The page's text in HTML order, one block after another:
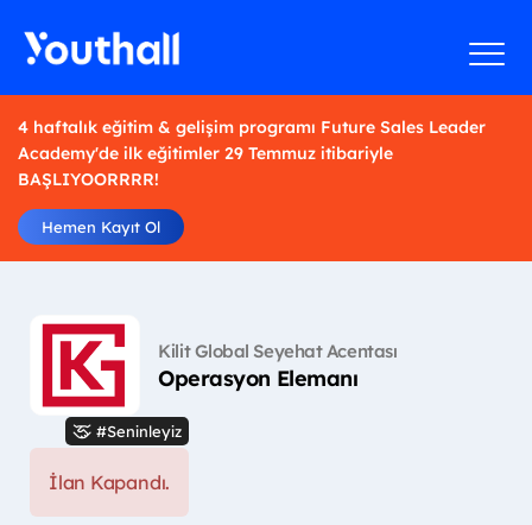
4 haftalık eğitim & gelişim programı Future Sales Leader
Academy'de ilk eğitimler 29 Temmuz itibariyle
BAŞLIYOORRRR!
Hemen Kayıt Ol
Kilit Global Seyehat Acentası
Operasyon Elemanı
#Seninleyiz
İlan Kapandı.